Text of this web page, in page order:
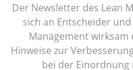
Der Newsletter des Lean
sich an Entscheider
Management wirksam
Hinweise zur
bei der